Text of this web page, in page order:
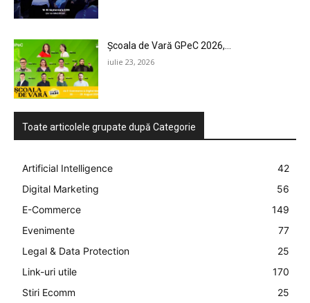
Școala de Vară GPeC 2026,...
iulie 23, 2026
Toate articolele grupate după Categorie
Artificial Intelligence
42
Digital Marketing
56
E-Commerce
149
Evenimente
77
Legal & Data Protection
25
Link-uri utile
170
Stiri Ecomm
25